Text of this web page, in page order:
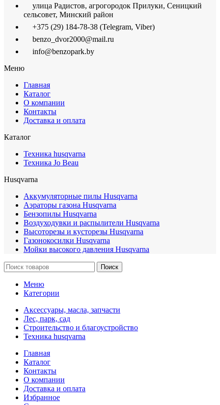
улица Радистов, агрогородок Прилуки, Сеницкий
сельсовет, Минский район
+375 (29) 184-78-38 (Telegram, Viber)
benzo_dvor2000@mail.ru
info@benzopark.by
Меню
Главная
Каталог
О компании
Контакты
Доставка и оплата
Каталог
Техника husqvarna
Техника Jo Beau
Husqvarna
Аккумуляторные пилы Husqvarna
Аэраторы газона Husqvarna
Бензопилы Husqvarna
Воздуходувки и распылители Husqvarna
Высоторезы и кусторезы Husqvarna
Газонокосилки Husqvarna
Мойки высокого давления Husqvarna
Поиск
Меню
Категории
Аксессуары, масла, запчасти
Лес, парк, сад
Строительство и благоустройство
Техника husqvarna
Главная
Каталог
Контакты
О компании
Доставка и оплата
Избранное